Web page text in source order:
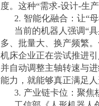
度。这种“需求-设计-生
2. 智能化融合：让“
当前的机器人强调“
多、批量大、换产频繁
机床企业正在尝试推进
并自动调整主轴转速与
能力，就能够真正满足
3. 产业链卡位：聚焦